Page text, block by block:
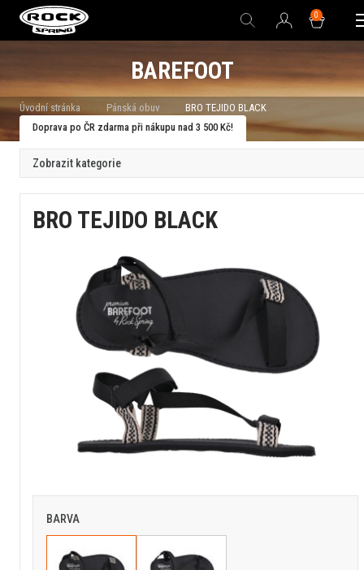
0
BAREFOOT
Úvodní stránka Pánská obuv
BRO TEJIDO BLACK
Doprava po ČR zdarma při nákupu nad 3 500 Kč!
BRO TEJIDO BLACK
BARVA
Zobrazit kategorie